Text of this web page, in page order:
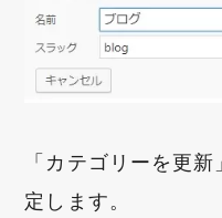
「カテゴリーを更
定します。